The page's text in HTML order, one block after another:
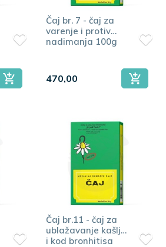
Čaj br. 7 - čaj za
varenje i protiv
nadimanja 100g
470,00
Čaj br.11 - čaj za
ublažavanje kašlja
i kod bronhitisa